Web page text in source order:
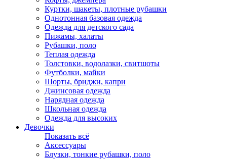
Куртки, шакеты, плотные рубашки
Однотонная базовая одежда
Одежда для детского сада
Пижамы, халаты
Рубашки, поло
Теплая одежда
Толстовки, водолазки, свитшоты
Футболки, майки
Шорты, бриджи, капри
Джинсовая одежда
Нарядная одежда
Школьная одежда
Одежда для высоких
Девочки
Показать всё
Аксессуары
Блузки, тонкие рубашки, поло